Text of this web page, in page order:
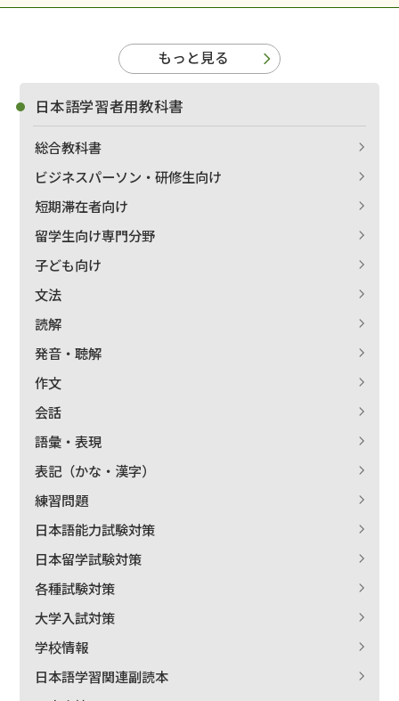
もっと見る
日本語学習者用教科書
総合教科書
ビジネスパーソン・研修生向け
短期滞在者向け
留学生向け専門分野
子ども向け
文法
読解
発音・聴解
作文
会話
語彙・表現
表記（かな・漢字）
練習問題
日本語能力試験対策
日本留学試験対策
各種試験対策
大学入試対策
学校情報
日本語学習関連副読本